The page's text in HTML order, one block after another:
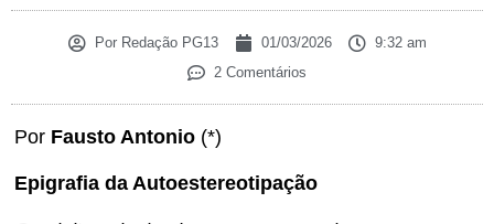
PorRedação PG13 01/03/2026
9:32 am
2 Comentários
Por Fausto Antonio (*)
Epigrafia da Autoestereotipação